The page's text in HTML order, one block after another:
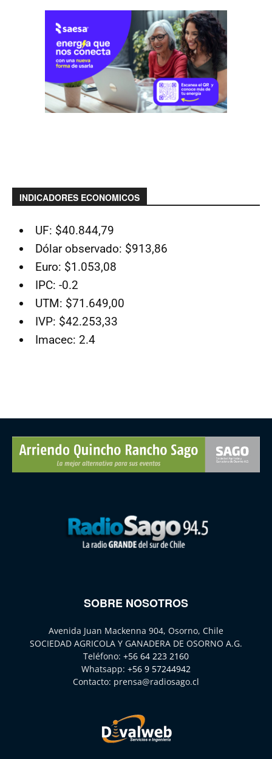
INDICADORES ECONOMICOS
UF: $40.844,79
Dólar observado: $913,86
Euro: $1.053,08
IPC: -0.2
UTM: $71.649,00
IVP: $42.253,33
Imacec: 2.4
SOBRE NOSOTROS
Avenida Juan Mackenna 904, Osorno, Chile
SOCIEDAD AGRICOLA Y GANADERA DE OSORNO A.G.
Teléfono: +56 64 223 2160
Whatsapp: +56 9 57244942
Contacto: prensa@radiosago.cl